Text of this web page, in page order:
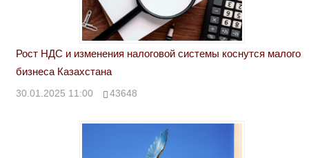
Рост НДС и изменения налоговой системы коснутся малого
бизнеса Казахстана
30.01.2025 11:00 43648